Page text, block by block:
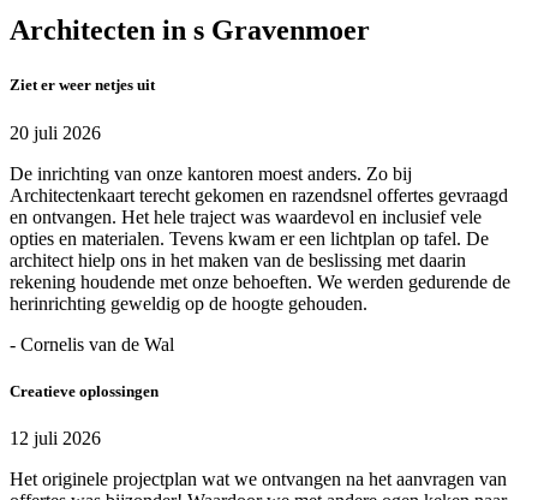
Architecten in s Gravenmoer
Ziet er weer netjes uit
20 juli 2026
De inrichting van onze kantoren moest anders. Zo bij
Architectenkaart terecht gekomen en razendsnel offertes gevraagd
en ontvangen. Het hele traject was waardevol en inclusief vele
opties en materialen. Tevens kwam er een lichtplan op tafel. De
architect hielp ons in het maken van de beslissing met daarin
rekening houdende met onze behoeften. We werden gedurende de
herinrichting geweldig op de hoogte gehouden.
- Cornelis van de Wal
Creatieve oplossingen
12 juli 2026
Het originele projectplan wat we ontvangen na het aanvragen van